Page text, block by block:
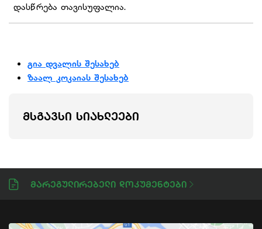
დასწრება თავისუფალია.
გია დვალის შესახებ
ზაალ კოკაიას შესახებ
ᲛᲡᲒᲐᲕᲡᲘ ᲡᲘᲐᲮᲚᲔᲔᲑᲘ
Მარეგულირებელი Დოკუმენტები